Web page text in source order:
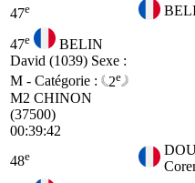
47e
47e
BELIN
David (1039) Sexe :
M - Catégorie :
2e
M2 CHINON
(37500)
00:39:42
48e